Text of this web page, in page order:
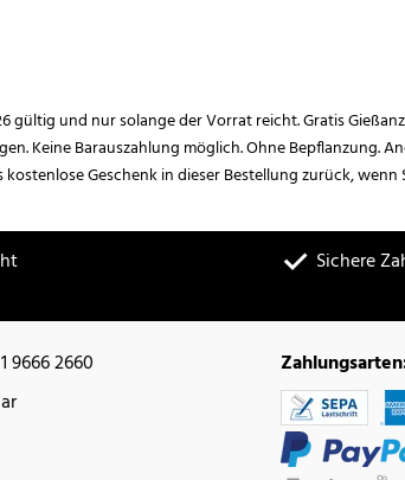
gültig und nur solange der Vorrat reicht. Gratis
Keine Barauszahlung möglich. Ohne Bepflanzung.
kostenlose Geschenk in dieser Bestellung zurück,
Sichere
9666 2660